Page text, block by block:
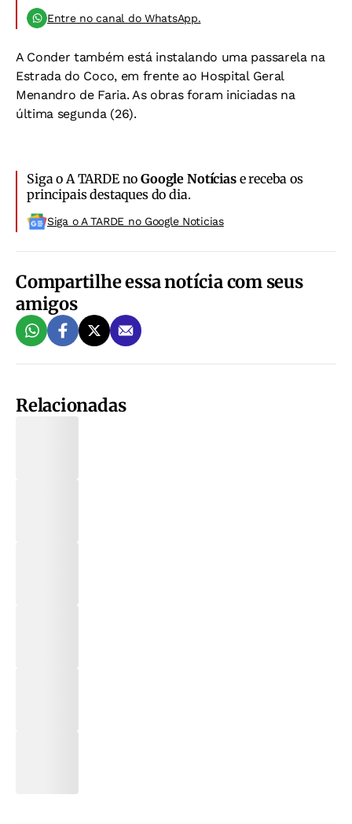
Entre no canal do WhatsApp.
A Conder também está instalando uma passarela na
Estrada do Coco, em frente ao Hospital Geral
Menandro de Faria. As obras foram iniciadas na
última segunda (26).
Siga o A TARDE noGoogle Notíciase receba os
principais destaques do dia.
Siga o A TARDE no Google Noticias
Compartilhe essa notícia com seus
amigos
Relacionadas